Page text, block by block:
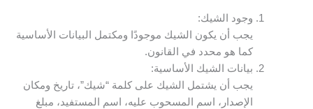
وجود الشيك:
يجب أن يكون الشيك موجودًا ومكتمل البيانات الأساسية
كما هو محدد في القانون.
بيانات الشيك الأساسية:
يجب أن يشتمل الشيك على كلمة “شيك”، تاريخ ومكان
الإصدار، اسم المسحوب عليه، اسم المستفيد، مبلغ